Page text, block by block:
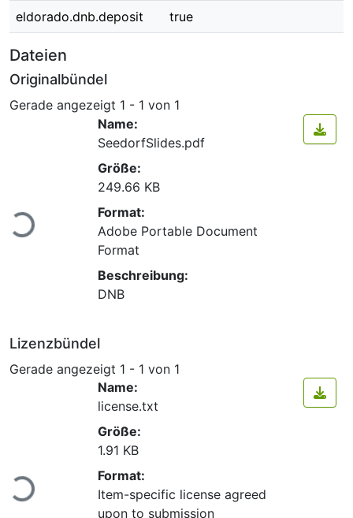
eldorado.dnb.deposit true
Dateien
Originalbündel
Gerade angezeigt 1 - 1 von 1
Lade...
Name:
SeedorfSlides.pdf
Größe:
249.66 KB
Format:
Adobe Portable Document
Format
Beschreibung:
DNB
Lizenzbündel
Gerade angezeigt 1 - 1 von 1
Lade...
Name:
license.txt
Größe:
1.91 KB
Format:
Item-specific license agreed
upon to submission